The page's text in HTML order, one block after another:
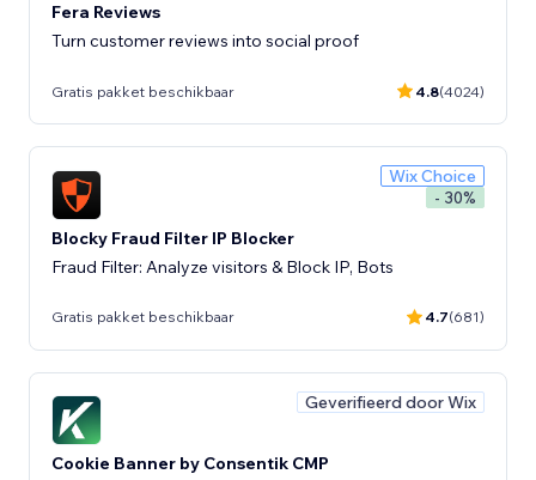
Fera Reviews
Turn customer reviews into social proof
Gratis pakket beschikbaar 4.8(4024)
Wix Choice
- 30%
Blocky Fraud Filter IP Blocker
Fraud Filter: Analyze visitors & Block IP, Bots
Gratis pakket beschikbaar 4.7(681)
Geverifieerd door Wix
Cookie Banner by Consentik CMP